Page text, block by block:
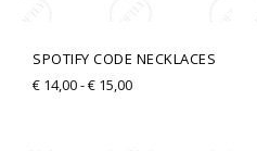
SPOTIFY CODE NECKLACES
€ 14,00-€ 15,00